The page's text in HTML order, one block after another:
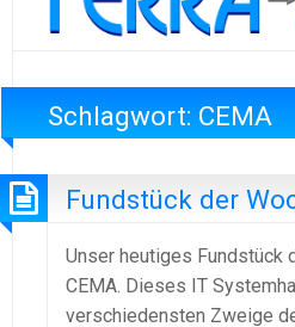
Schlagwort: CEMA
Fundstück der
Unser heutiges Fundstück
CEMA. Dieses IT
verschiedensten Zweige